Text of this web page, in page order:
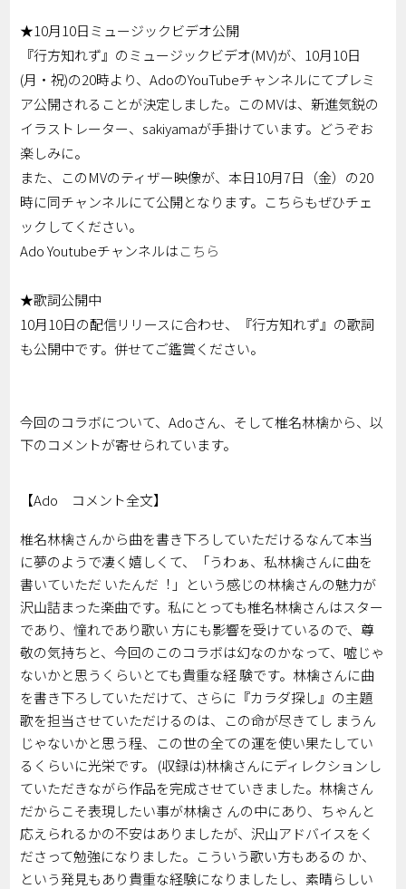
★10月10日ミュージックビデオ公開
『行方知れず』のミュージックビデオ(MV)が、10月10日
(月・祝)の20時より、AdoのYouTubeチャンネルにてプレミ
ア公開されることが決定しました。このMVは、新進気鋭の
イラストレーター、sakiyamaが手掛けています。どうぞお
楽しみに。
また、このMVのティザー映像が、本日10月7日（金）の20
時に同チャンネルにて公開となります。こちらもぜひチェ
ックしてください。
Ado Youtubeチャンネルはこちら
★歌詞公開中
10月10日の配信リリースに合わせ、『行方知れず』の歌詞
も公開中です。併せてご鑑賞ください。
今回のコラボについて、Adoさん、そして椎名林檎から、以
下のコメントが寄せられています。
【Ado コメント全文】
椎名林檎さんから曲を書き下ろしていただけるなんて本当
に夢のようで凄く嬉しくて、「うわぁ、私林檎さんに曲を
書いていただ いたんだ︕」という感じの林檎さんの魅⼒が
沢⼭詰まった楽曲です。私にとっても椎名林檎さんはスター
であり、憧れであり歌い ⽅にも影響を受けているので、尊
敬の気持ちと、今回のこのコラボは幻なのかなって、嘘じゃ
ないかと思うくらいとても貴重な経 験です。林檎さんに曲
を書き下ろしていただけて、さらに『カラダ探し』の主題
歌を担当させていただけるのは、この命が尽きてし まうん
じゃないかと思う程、この世の全ての運を使い果たしてい
るくらいに光栄です。 (収録は)林檎さんにディレクションし
ていただきながら作品を完成させていきました。林檎さん
だからこそ表現したい事が林檎さ んの中にあり、ちゃんと
応えられるかの不安はありましたが、沢⼭アドバイスをく
ださって勉強になりました。こういう歌い⽅もあるの か、
という発⾒もあり貴重な経験になりましたし、素晴らしい